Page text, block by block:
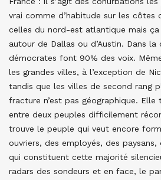
vrai comme d’habitude sur les côtes
celles du nord-est atlantique mais ça
autour de Dallas ou d’Austin. Dans
démocrates font 90% des voix.
les grandes villes, à l’exception de
tandis que les villes de second rang
fracture n’est pas géographique.
entre deux peuples difficilement
trouve le peuple qui veut encore
ouvriers, des employés, des paysans,
qui constituent cette majorité
radars des sondeurs et en face, le